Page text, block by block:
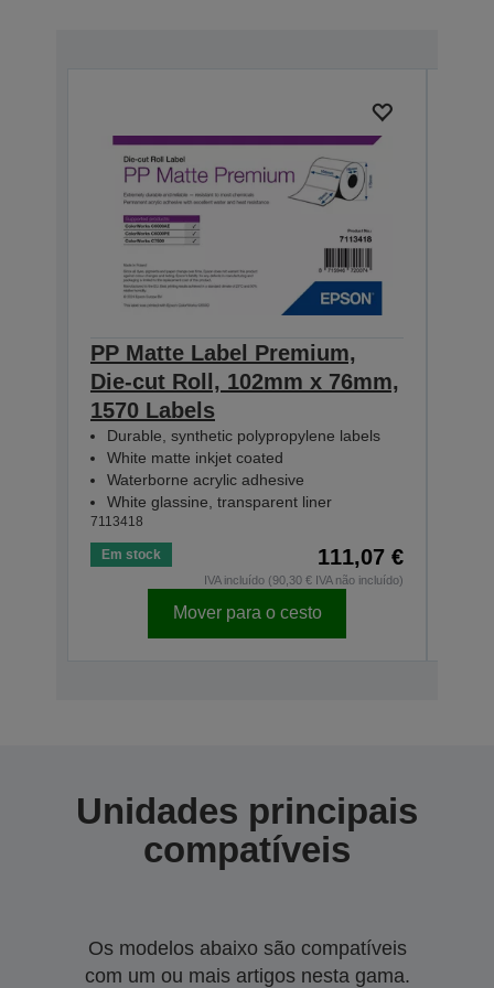
PP Matte Label Premium,
Die-cut Roll, 102mm x 76mm,
1570 Labels
Durable, synthetic polypropylene labels
White matte inkjet coated
Waterborne acrylic adhesive
White glassine, transparent liner
7113418
Em stock 111,07 €
IVA incluído (90,30 € IVA não incluído)
Mover para o cesto
Unidades principais
compatíveis
Os modelos abaixo são compatíveis
com um ou mais artigos nesta gama.